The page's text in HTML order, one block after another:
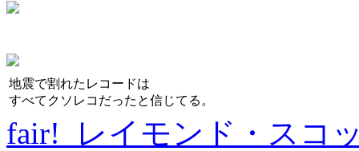
地震で割れたレコードは
すべてクソレコだったと信じてる。
fair! レイモンド・スコ